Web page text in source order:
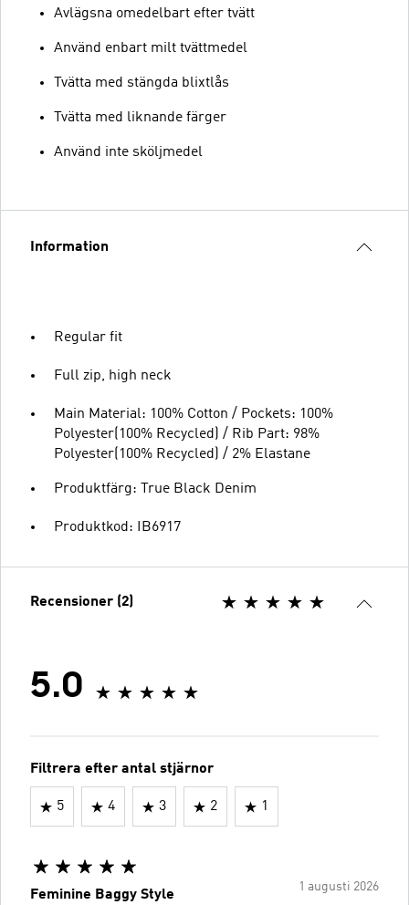
Avlägsna omedelbart efter tvätt
Använd enbart milt tvättmedel
Tvätta med stängda blixtlås
Tvätta med liknande färger
Använd inte sköljmedel
Information
Regular fit
Full zip, high neck
Main Material: 100% Cotton / Pockets: 100%
Polyester(100% Recycled) / Rib Part: 98%
Polyester(100% Recycled) / 2% Elastane
Produktfärg: True Black Denim
Produktkod: IB6917
Recensioner (2)
5.0
Filtrera efter antal stjärnor
5 4 3 2 1
1 augusti 2026
Feminine Baggy Style